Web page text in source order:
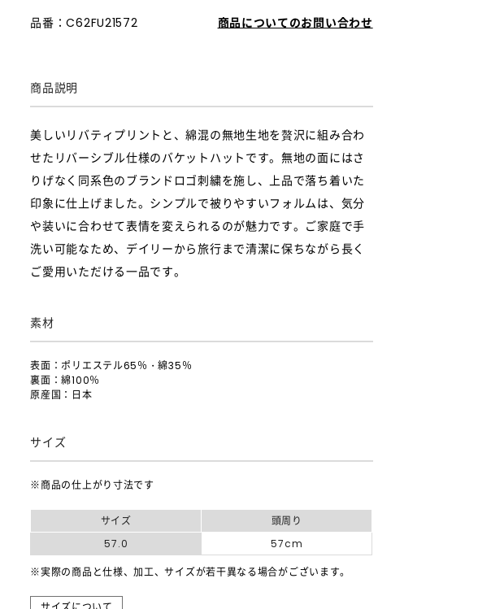
品番：C62FU21572 商品についてのお問い合わせ
商品説明
美しいリバティプリントと、綿混の無地生地を贅沢に組み合わ
せたリバーシブル仕様のバケットハットです。無地の面にはさ
りげなく同系色のブランドロゴ刺繍を施し、上品で落ち着いた
印象に仕上げました。シンプルで被りやすいフォルムは、気分
や装いに合わせて表情を変えられるのが魅力です。ご家庭で手
洗い可能なため、デイリーから旅行まで清潔に保ちながら長く
ご愛用いただける一品です。
素材
表面：ポリエステル65％・綿35％
裏面：綿100％
原産国：日本
サイズ
※商品の仕上がり寸法です
サイズ
頭周り
57.0
57cm
※実際の商品と仕様、加工、サイズが若干異なる場合がございます。